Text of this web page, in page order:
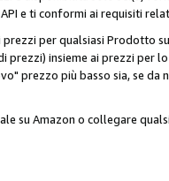
e ti conformi ai requisiti
prezzi per qualsiasi Prodotto
prezzi) insieme ai prezzi
prezzo più basso sia, se
su Amazon o collegare